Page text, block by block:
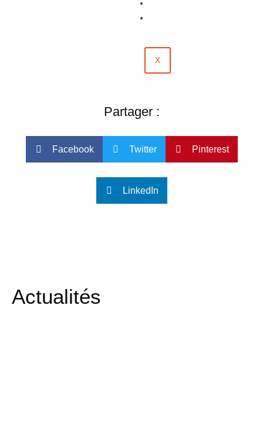
X
Partager :
Facebook Twitter Pinterest
LinkedIn
Actualités